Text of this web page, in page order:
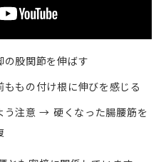
の股関節を伸ばす
もの付け根に伸びを感じる
う注意 → 硬くなった腸腰筋を